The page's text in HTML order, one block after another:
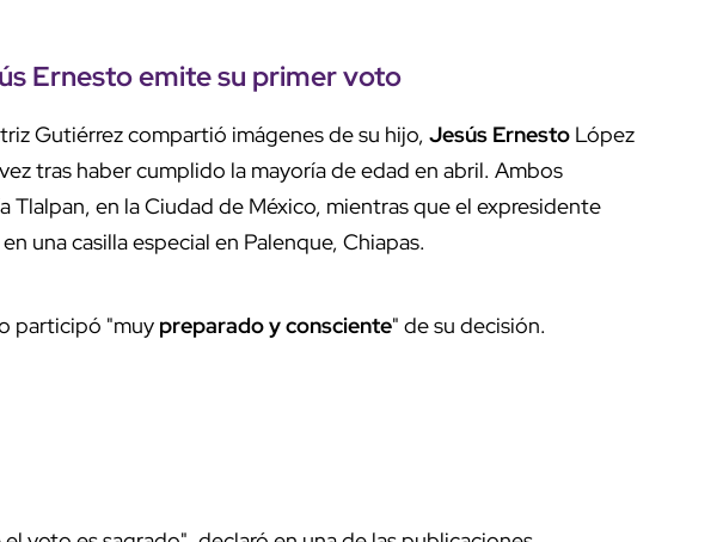
Ernestoemite su primer voto
Gutiérrez compartió imágenes de su hijo, Jesús Ernesto López
tras haber cumplido la mayoría de edad en abril. Ambos
Tlalpan, en la Ciudad de México, mientras que el expresidente
una casilla especial en Palenque, Chiapas.
participó "muy preparado y consciente" de su decisión.